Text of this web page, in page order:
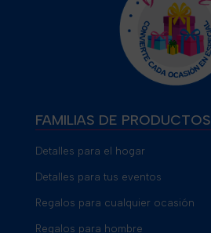
FAMILIAS DE PRODUCTOS
Detalles para el hogar
Detalles para tus eventos
Regalos para cualquier ocasión
Regalos para hombre